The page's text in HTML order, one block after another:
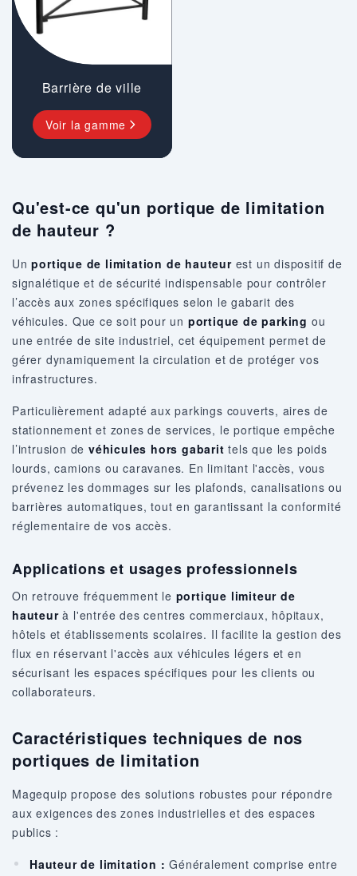
Barrière de ville
Voir la gamme
Qu'est-ce qu'un portique de limitation
de hauteur ?
Unportique de limitation de hauteurest un dispositif de
signalétique et de sécurité indispensable pour contrôler
l’accès aux zones spécifiques selon le gabarit des
véhicules. Que ce soit pour un portique de parking ou
une entrée de site industriel, cet équipement permet de
gérer dynamiquement la circulation et de protéger vos
infrastructures.
Particulièrement adapté aux parkings couverts, aires de
stationnement et zones de services, le portique empêche
l’intrusion devéhicules hors gabarit tels que les poids
lourds, camions ou caravanes. En limitant l'accès, vous
prévenez les dommages sur les plafonds, canalisations ou
barrières automatiques, tout en garantissant la conformité
réglementaire de vos accès.
Applications et usages professionnels
On retrouve fréquemment le portique limiteur de
hauteurà l'entrée des centres commerciaux, hôpitaux,
hôtels et établissements scolaires. Il facilite la gestion des
flux en réservant l'accès aux véhicules légers et en
sécurisant les espaces spécifiques pour les clients ou
collaborateurs.
Caractéristiques techniques de nos
portiques de limitation
Magequip propose des solutions robustes pour répondre
aux exigences des zones industrielles et des espaces
publics :
Hauteur de limitation : Généralement comprise entre